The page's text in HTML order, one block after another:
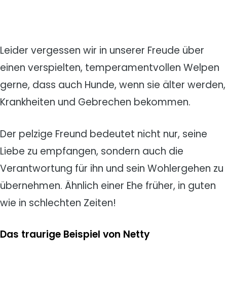
Leider vergessen wir in unserer Freude über
einen verspielten, temperamentvollen Welpen
gerne, dass auch Hunde, wenn sie älter werden,
Krankheiten und Gebrechen bekommen.
Der pelzige Freund bedeutet nicht nur, seine
Liebe zu empfangen, sondern auch die
Verantwortung für ihn und sein Wohlergehen zu
übernehmen. Ähnlich einer Ehe früher, in guten
wie in schlechten Zeiten!
Das traurige Beispiel von Netty